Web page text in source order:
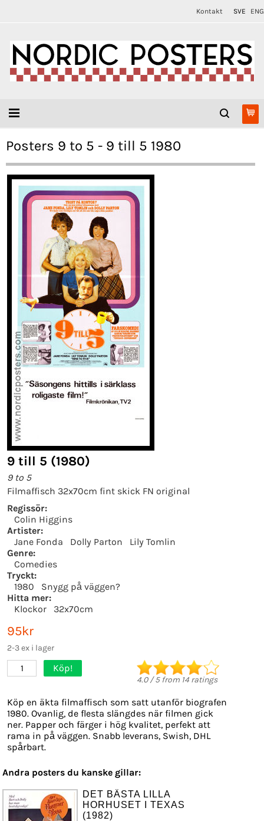
Kontakt SVE ENG
Posters 9 to 5 - 9 till 5 1980
9 till 5 (1980)
9 to 5
Filmaffisch 32x70cm fint skick FN original
Regissör:
Colin Higgins
Artister:
Jane Fonda
Dolly Parton
Lily Tomlin
Genre:
Comedies
Tryckt:
1980
Snygg på väggen?
Hitta mer:
Klockor
32x70cm
95kr
2-3 ex i lager
1 Köp!
4.0/5from 14 ratings
Köp en äkta filmaffisch som satt utanför biografen
1980. Ovanlig, de flesta slängdes när filmen gick
ner. Papper och färger i hög kvalitet, perfekt att
rama in på väggen. Snabb leverans, Swish, DHL
spårbart.
Andra posters du kanske gillar:
DET BÄSTA LILLA
HORHUSET I TEXAS
(1982)